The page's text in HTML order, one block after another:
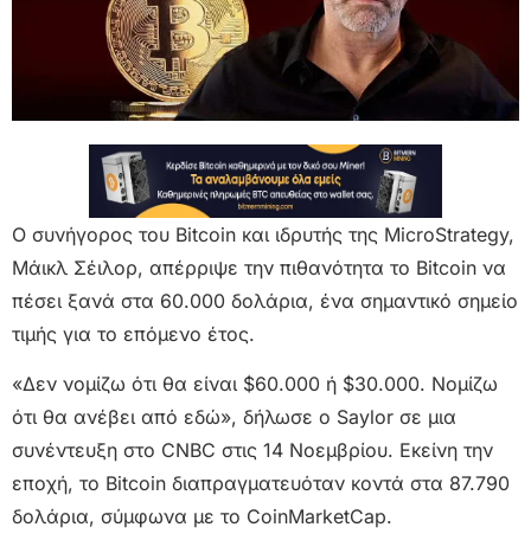
Ο συνήγορος του Bitcoin και ιδρυτής της MicroStrategy,
Μάικλ Σέιλορ, απέρριψε την πιθανότητα το Bitcoin να
πέσει ξανά στα 60.000 δολάρια, ένα σημαντικό σημείο
τιμής για το επόμενο έτος.
«Δεν νομίζω ότι θα είναι $60.000 ή $30.000. Νομίζω
ότι θα ανέβει από εδώ», δήλωσε ο Saylor σε μια
συνέντευξη στο CNBC στις 14 Νοεμβρίου. Εκείνη την
εποχή, το Bitcoin διαπραγματευόταν κοντά στα 87.790
δολάρια, σύμφωνα με το CoinMarketCap.